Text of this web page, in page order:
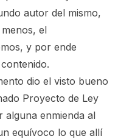
autor del mismo,
el
y por ende
dio el visto bueno
Proyecto de Ley
alguna enmienda al
equívoco lo que allí